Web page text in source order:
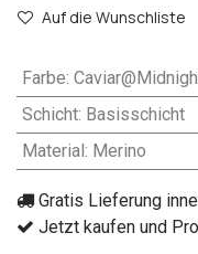
Auf die Wunschliste
Farbe:
Schicht: Basisschicht
Material : Merino
Gratis Lieferung
Jetzt kaufen und